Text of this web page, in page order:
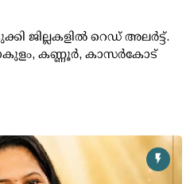
ജില്ലകളില്‍ റെഡ് അലര്‍ട്ട്.
കണ്ണൂര്‍, കാസര്‍കോട്